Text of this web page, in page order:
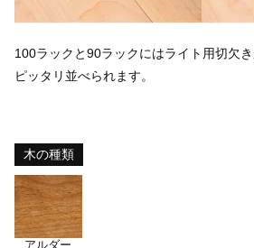
100ラックと90ラックにはライト用切欠
ピッタリ並べられます。
木の種類
アルダー